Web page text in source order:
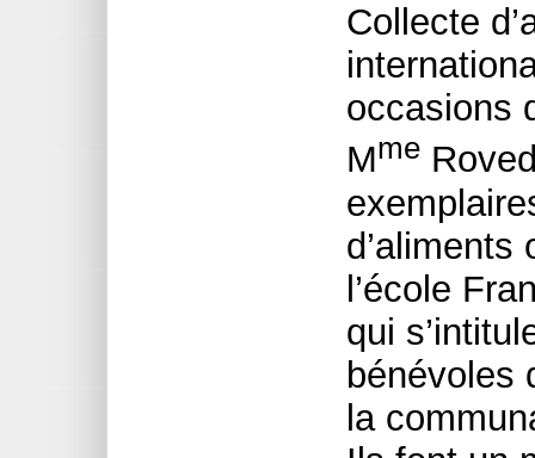
Collecte
occasions
Mme
d’aliments
l’école
qui
bénévoles
la